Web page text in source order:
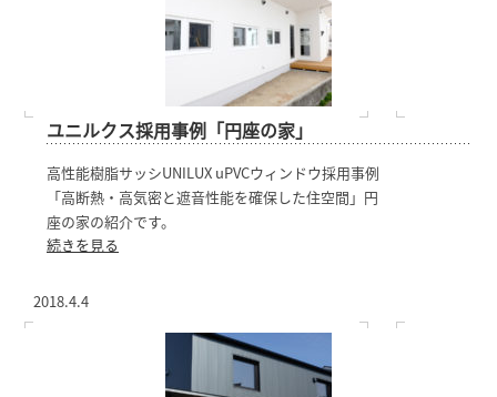
ユニルクス採用事例「円座の家」
高性能樹脂サッシUNILUX uPVCウィンドウ採用事例
「高断熱・高気密と遮音性能を確保した住空間」円
座の家の紹介です。
続きを見る
2018.4.4